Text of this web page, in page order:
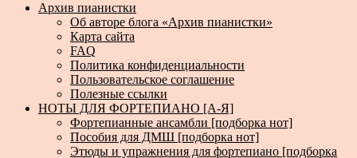
Архив пианистки
Об авторе блога «Архив пианистки»
Карта сайта
FAQ
Политика конфиденциальности
Пользовательское соглашение
Полезные ссылки
НОТЫ ДЛЯ ФОРТЕПИАНО [А-Я]
Фортепианные ансамбли [подборка нот]
Пособия для ДМШ [подборка нот]
Этюды и упражнения для фортепиано [подборка